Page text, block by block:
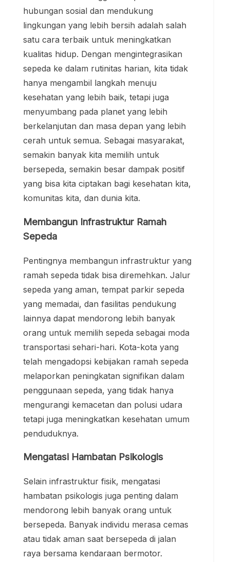
hubungan sosial dan mendukung
lingkungan yang lebih bersih adalah salah
satu cara terbaik untuk meningkatkan
kualitas hidup. Dengan mengintegrasikan
sepeda ke dalam rutinitas harian, kita tidak
hanya mengambil langkah menuju
kesehatan yang lebih baik, tetapi juga
menyumbang pada planet yang lebih
berkelanjutan dan masa depan yang lebih
cerah untuk semua. Sebagai masyarakat,
semakin banyak kita memilih untuk
bersepeda, semakin besar dampak positif
yang bisa kita ciptakan bagi kesehatan kita,
komunitas kita, dan dunia kita.
Membangun Infrastruktur Ramah
Sepeda
Pentingnya membangun infrastruktur yang
ramah sepeda tidak bisa diremehkan. Jalur
sepeda yang aman, tempat parkir sepeda
yang memadai, dan fasilitas pendukung
lainnya dapat mendorong lebih banyak
orang untuk memilih sepeda sebagai moda
transportasi sehari-hari. Kota-kota yang
telah mengadopsi kebijakan ramah sepeda
melaporkan peningkatan signifikan dalam
penggunaan sepeda, yang tidak hanya
mengurangi kemacetan dan polusi udara
tetapi juga meningkatkan kesehatan umum
penduduknya.
Mengatasi Hambatan Psikologis
Selain infrastruktur fisik, mengatasi
hambatan psikologis juga penting dalam
mendorong lebih banyak orang untuk
bersepeda. Banyak individu merasa cemas
atau tidak aman saat bersepeda di jalan
raya bersama kendaraan bermotor.